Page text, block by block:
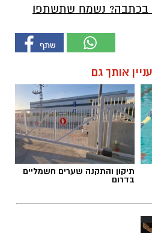
בכתבה? נשמח שתשתפו
אותך גם
תיקון והתקנה שערים חשמליים
בדרום